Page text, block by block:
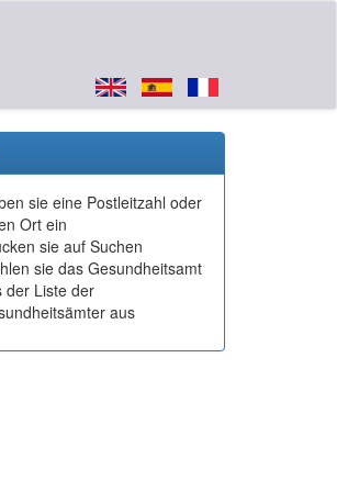
sie eine Postleitzahl oder
Ort ein
sie auf Suchen
sie das Gesundheitsamt
der Liste der
aus